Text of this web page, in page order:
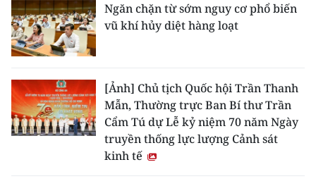
Ngăn chặn từ sớm nguy cơ phổ biến
vũ khí hủy diệt hàng loạt
[Ảnh] Chủ tịch Quốc hội Trần Thanh
Mẫn, Thường trực Ban Bí thư Trần
Cẩm Tú dự Lễ kỷ niệm 70 năm Ngày
truyền thống lực lượng Cảnh sát
kinh tế